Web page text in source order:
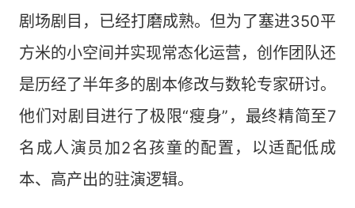
剧场剧目，已经打磨成熟。但为了塞进350平
方米的小空间并实现常态化运营，创作团队还
是历经了半年多的剧本修改与数轮专家研讨。
他们对剧目进行了极限“瘦身”，最终精简至7
名成人演员加2名孩童的配置，以适配低成
本、高产出的驻演逻辑。